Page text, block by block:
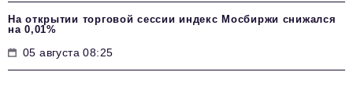
На открытии торговой сессии индекс Мосбиржи снижался
на 0,01%
05 августа 08:25